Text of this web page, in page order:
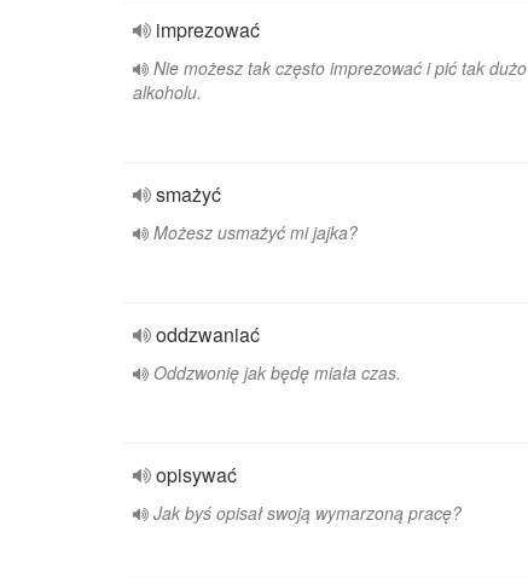
imprezować
Nie możesz tak często imprezować i pić tak dużo
alkoholu.
smażyć
Możesz usmażyć mi jajka?
oddzwaniać
Oddzwonię jak będę miała czas.
opisywać
Jak byś opisał swoją wymarzoną pracę?